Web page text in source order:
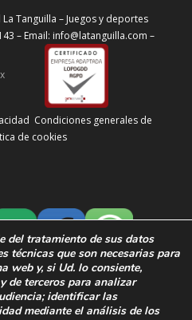
Tanguilla – Juegos y deportes
– Email: info@latanguilla.com –
Condiciones generales de
de cookies
del tratamiento de sus datos
técnicas que son necesarias para
web y, si Ud. lo consiente,
de terceros para analizar
identificar las
mediante el análisis de los